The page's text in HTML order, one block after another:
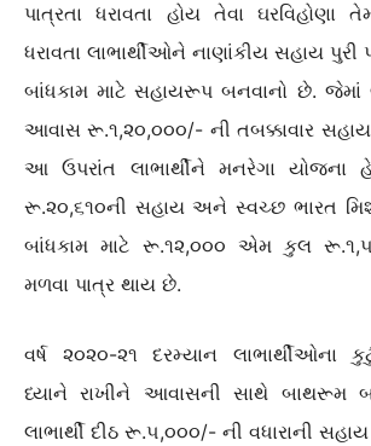
પાત્રતા ધરાવતા હોય તેવા
ધરાવતા લાભાર્થીઓને નાણાંકીય સહાય પુરી
બાંધકામ માટે સહાયરૂપ બનવાનો છે. જેમાં
આવાસ રૂ.૧,૨૦,૦૦૦/- ની તબક્કાવાર
આ ઉપરાંત લાભાર્થીને મનરેગા યોજના
રૂ.૨૦,૬૧૦ની સહાય અને સ્વચ્છ ભારત
બાંધકામ માટે રૂ.૧૨,૦૦૦ એમ કુલ
મળવા પાત્ર થાય છે.
વર્ષ ૨૦૨૦-૨૧ દરમ્યાન લાભાર્થીઓના
ધ્યાને રાખીને આવાસની સાથે બાથરૂમ
લાભાર્થી દીઠ રૂ.૫,૦૦૦/- ની વધારાની